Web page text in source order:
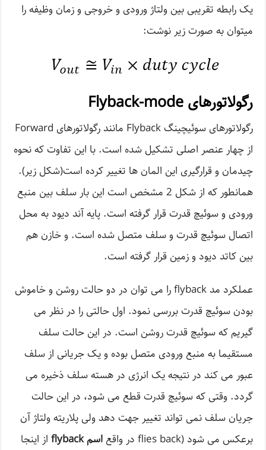
یک رابطه تقریبی بین ولتاژ ورودی و خروجی و زمان وظیفه را
میتوان به صورت زیر نوشت:
رگولاتورهای Flyback-mode
رگولاتورهای سوئیچینگ Flyback مانند رگولاتورهای Forward
از چهار عنصر اصلی تشکیل شده است. با این تفاوت که نحوه
چیدمان و قرارگیری این المان ها تغییر کرده است(شکل زیر).
همانطور که از شکل 2 مشخص است این بار سلف بین منبع
ورودی و سوئیچ قدرت قرار گرفته است. پایه آند دیود به محل
اتصال سوئیچ قدرت و سلف متصل شده است. و خازن هم
بین کاتد دیود و زمین قرار گرفته است.
عملکرد مد flyback را می توان در دو حالت روشن و خاموش
بودن سوئیچ قدرت بررسی نمود. اول حالتی را در نظر می
گیریم که سوئیچ قدرت روشن است. در این حالت سلف
مستقیما به منبع ورودی متصل بوده و یک جریانی از سلف
عبور می کند در نتیجه یک انرژی در هسته سلف ذخیره می
گردد. وقتی که سوئیچ قدرت قطع می شود، در این حالت
جریان سلف نمی تواند تغییر جهت دهد ولی پلاریته ولتاژ آن
برعکس می شود (flies back در واقع
اسم flyback
از اینجا